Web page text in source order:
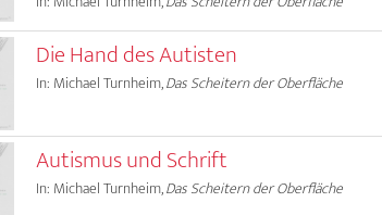
Die Hand des Autisten
In: Michael Turnheim,Das Scheitern der Oberfläche
Autismus und Schrift
In: Michael Turnheim,Das Scheitern der Oberfläche